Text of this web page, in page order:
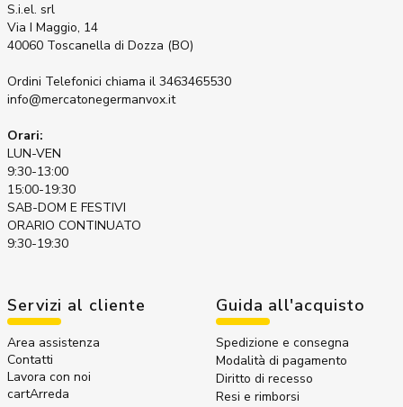
S.i.el. srl
Via I Maggio, 14
40060 Toscanella di Dozza (BO)
Ordini Telefonici chiama il 3463465530
info@mercatonegermanvox.it
Orari:
LUN-VEN
9:30-13:00
15:00-19:30
SAB-DOM E FESTIVI
ORARIO CONTINUATO
9:30-19:30
Servizi al cliente
Area assistenza
Contatti
Lavora con noi
cartArreda
Guida all'acquisto
Spedizione e consegna
Modalità di pagamento
Diritto di recesso
Resi e rimborsi